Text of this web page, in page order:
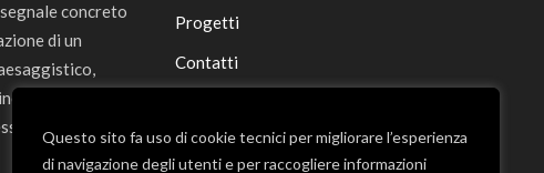
Questo sito fa uso di cookie tecnici per migliorare l’esperienza
di navigazione degli utenti e per raccogliere informazioni
concreto
di un
di Ninfa,
Monumentale
Progetti
Contatti